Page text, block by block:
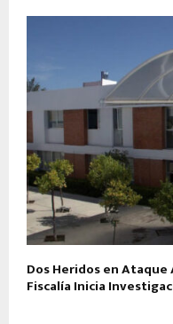
Dos Heridos en
Fiscalía Inicia